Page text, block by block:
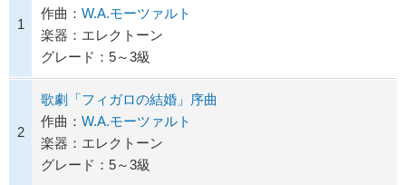
1
作曲： W.A.モーツァルト
楽器：エレクトーン
グレード：5～3級
2
歌劇「フィガロの結婚」序曲
作曲： W.A.モーツァルト
楽器：エレクトーン
グレード：5～3級